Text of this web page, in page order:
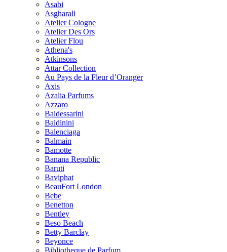
Asabi
Asgharali
Atelier Cologne
Atelier Des Ors
Atelier Flou
Athena's
Atkinsons
Attar Collection
Au Pays de la Fleur d’Oranger
Axis
Azalia Parfums
Azzaro
Baldessarini
Baldinini
Balenciaga
Balmain
Bamotte
Banana Republic
Baruti
Baviphat
BeauFort London
Bebe
Benetton
Bentley
Beso Beach
Betty Barclay
Beyonce
Bibliotheque de Parfum